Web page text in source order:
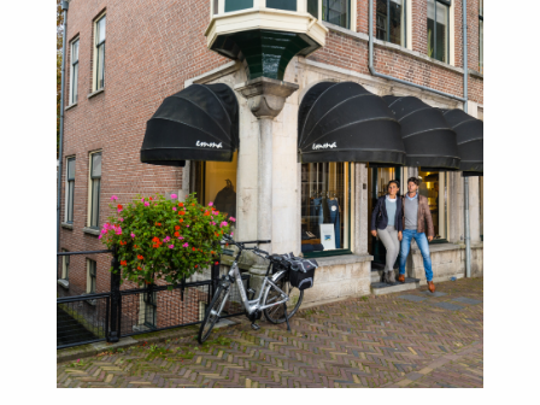
about